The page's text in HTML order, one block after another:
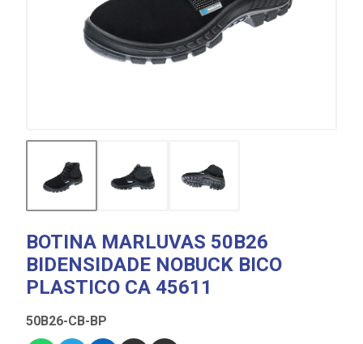
BOTINA MARLUVAS 50B26
BIDENSIDADE NOBUCK BICO
PLASTICO CA 45611
50B26-CB-BP